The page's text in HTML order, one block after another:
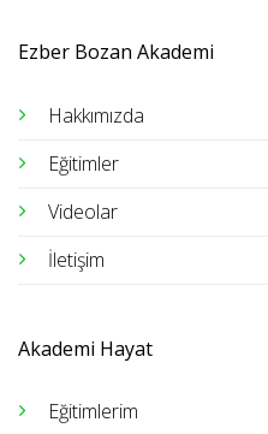
Ezber Bozan Akademi
Hakkımızda
Eğitimler
Videolar
İletişim
Akademi Hayat
Eğitimlerim